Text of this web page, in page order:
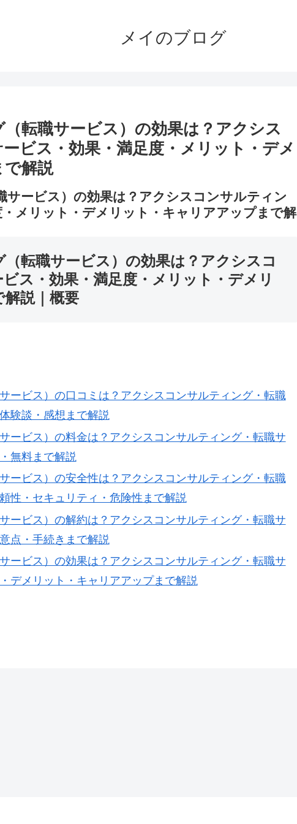
メイのブログ
転職サービス）の効果は？アクシス
ビス・効果・満足度・メリット・デメ
で解説
サービス）の効果は？アクシスコンサルティン
メリット・デメリット・キャリアアップまで解
転職サービス）の効果は？アクシスコ
ス・効果・満足度・メリット・デメリ
説｜概要
ービス）の口コミは？アクシスコンサルティング・転職
験談・感想まで解説
ービス）の料金は？アクシスコンサルティング・転職サ
無料まで解説
ービス）の安全性は？アクシスコンサルティング・転職
性・セキュリティ・危険性まで解説
ービス）の解約は？アクシスコンサルティング・転職サ
点・手続きまで解説
ービス）の効果は？アクシスコンサルティング・転職サ
デメリット・キャリアアップまで解説